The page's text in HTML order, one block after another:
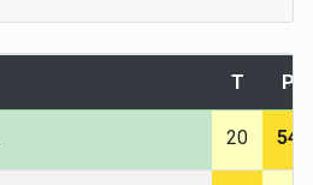
T P
20 54